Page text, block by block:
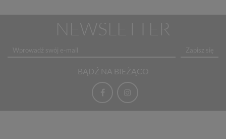
NEWSLETTER
Zapisz się
BĄDŹ NA BIEŻĄCO